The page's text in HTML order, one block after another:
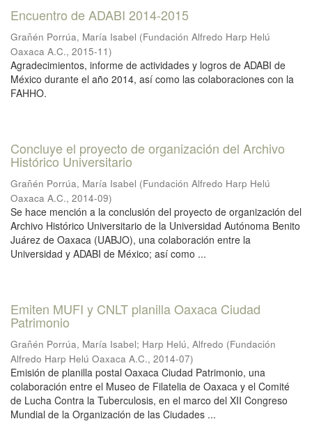
Encuentro de ADABI 2014-2015
Grañén Porrúa, María Isabel (Fundación Alfredo Harp Helú
Oaxaca A.C., 2015-11)
Agradecimientos, informe de actividades y logros de ADABI de
México durante el año 2014, así como las colaboraciones con la
FAHHO.
Concluye el proyecto de organización del Archivo
Histórico Universitario
Grañén Porrúa, María Isabel (Fundación Alfredo Harp Helú
Oaxaca A.C., 2014-09)
Se hace mención a la conclusión del proyecto de organización del
Archivo Histórico Universitario de la Universidad Autónoma Benito
Juárez de Oaxaca (UABJO), una colaboración entre la
Universidad y ADABI de México; así como ...
Emiten MUFI y CNLT planilla Oaxaca Ciudad
Patrimonio
Grañén Porrúa, María Isabel; Harp Helú, Alfredo (Fundación
Alfredo Harp Helú Oaxaca A.C., 2014-07)
Emisión de planilla postal Oaxaca Ciudad Patrimonio, una
colaboración entre el Museo de Filatelia de Oaxaca y el Comité
de Lucha Contra la Tuberculosis, en el marco del XII Congreso
Mundial de la Organización de las Ciudades ...